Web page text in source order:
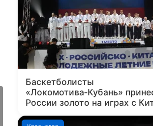
Баскетболисты
«Локомотива‑Кубань»
России золото на играх с